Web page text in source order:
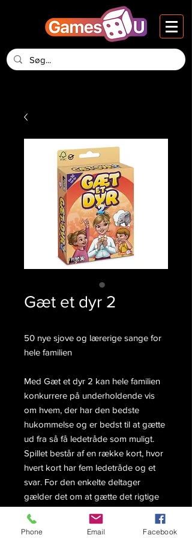
Gæt et dyr 2
50 nye sjove og lærerige sange for
hele familien
Med Gæt et dyr 2 kan hele familien
konkurrere på underholdende vis
om hvem, der har den bedste
hukommelse og er bedst til at gætte
ud fra så få ledetråde som muligt.
Spillet består af en række kort, hvor
hvert kort har fem ledetråde og et
svar. For den enkelte deltager
gælder det om at gætte det rigtige
Jo færre ledetråde man bruger, jo
Phone Email Facebook